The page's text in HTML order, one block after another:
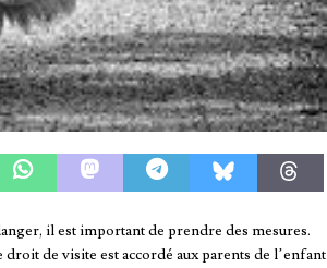
il est important de prendre des mesures.
de visite est accordé aux parents de l’enfant